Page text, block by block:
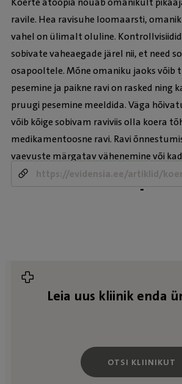
ravile. Hea ravisuhe loomaarsti,
vahel on ülimalt oluline.
sobivate vaheaegade järel nii, et need
osapooltele. Mõne omaniku jaoks võib
pesemine ja paikne ravi on rasked ning
pruugi pesemine meeldida. Väga
võib kõige sobivam raviviis olla koera
medikamentoosne ravi. Ravi
vaevuste märgatav vähenemine või
-
Leia uus kliinik enda
OTSI KLIINIKUT